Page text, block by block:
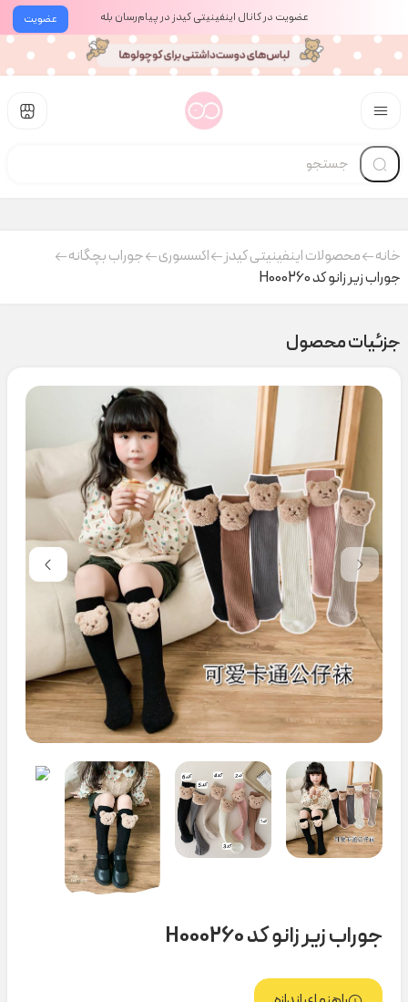
عضویت عضویت در کانال اینفینیتی کیدز در پیام‌رسان بله
خانه محصولات اینفینیتی کیدز اکسسوری
جوراب بچگانه
جوراب زیر زانو کد H000260
جزئیات محصول
جوراب زیر زانو کد H000260